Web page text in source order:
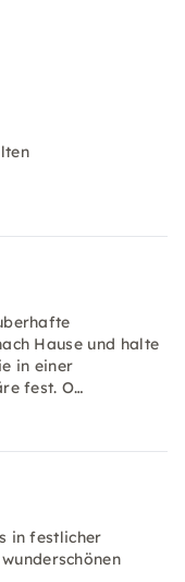
Hause und halte
in einer
fest. O…
in festlicher